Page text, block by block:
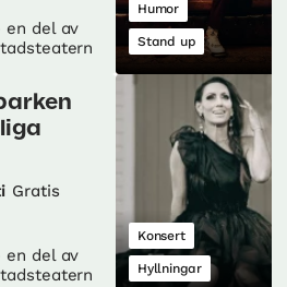
en del av
Humor
Stand up
Gratis
en del av
Konsert
Hyllningar